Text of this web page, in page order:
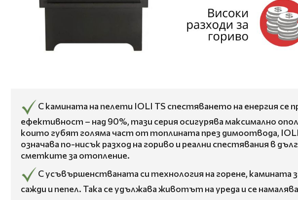
С камината на пелети IOLI TS спестяването на енергия се
ефективност – над 90%, тази серия осигурява максимално
които губят голяма част от топлината през димоотвода,
означава по-нисък разход на гориво и реални спестявания в
сметките за отопление.
С усъвършенстваната си технология на горене,
сажди и пепел. Така се удължава животът на уреда и се